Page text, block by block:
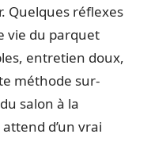
Quelques réflexes
vie du parquet
entretien doux,
méthode sur-
salon à la
d’un vrai